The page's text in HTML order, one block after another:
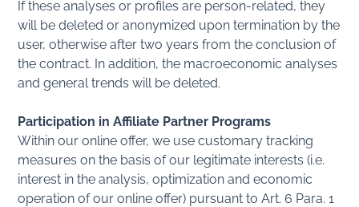
If these analyses or profiles are person-related, they
will be deleted or anonymized upon termination by the
user, otherwise after two years from the conclusion of
the contract. In addition, the macroeconomic analyses
and general trends will be deleted.
Participation in Affiliate Partner Programs
Within our online offer, we use customary tracking
measures on the basis of our legitimate interests (i.e.
interest in the analysis, optimization and economic
operation of our online offer) pursuant to Art. 6 Para. 1